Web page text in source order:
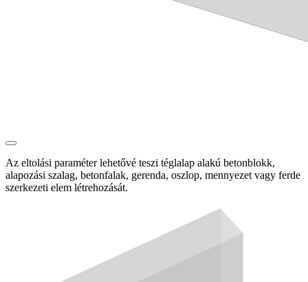
Az eltolási paraméter lehetővé teszi téglalap alakú betonblokk,
alapozási szalag, betonfalak, gerenda, oszlop, mennyezet vagy ferde
szerkezeti elem létrehozását.